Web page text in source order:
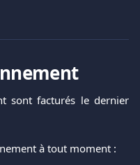
sont facturés le dernier
à tout moment :